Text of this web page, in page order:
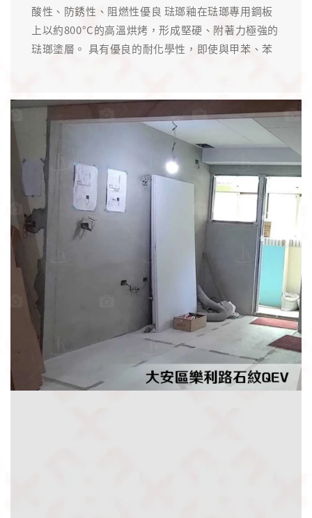
酸性、防銹性、阻燃性優良 琺瑯釉在琺瑯專用鋼板
上以約800°C的高溫烘烤，形成堅硬、附著力極強的
琺瑯塗層。 具有優良的耐化學性，即使與甲苯、苯